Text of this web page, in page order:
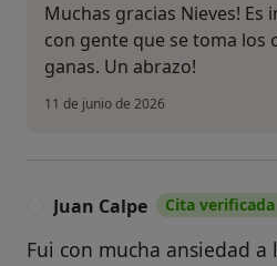
Muchas gracias Nieves!
con gente que se toma los
ganas. Un abrazo!
11 de junio de 2026
Juan Calpe Cita verificada
Fui con mucha ansiedad